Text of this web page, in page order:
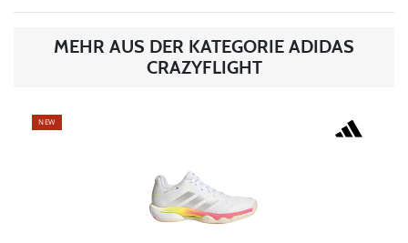
MEHR AUS DER KATEGORIE ADIDAS
CRAZYFLIGHT
NEW